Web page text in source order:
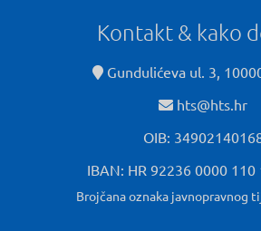
Kontakt & kako
Gundulićeva ul. 3,
hts@hts.hr
OIB:
IBAN: HR 92236 0000 110
Brojčana oznaka javnopravnog